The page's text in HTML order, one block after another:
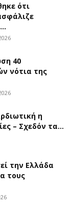
ότι
40
νότια της
η
– Σχεδόν τα...
την Ελλάδα
τους